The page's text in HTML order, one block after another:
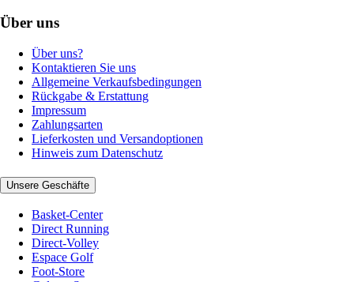
Über uns
Über uns?
Kontaktieren Sie uns
Allgemeine Verkaufsbedingungen
Rückgabe & Erstattung
Impressum
Zahlungsarten
Lieferkosten und Versandoptionen
Hinweis zum Datenschutz
Unsere Geschäfte
Basket-Center
Direct Running
Direct-Volley
Espace Golf
Foot-Store